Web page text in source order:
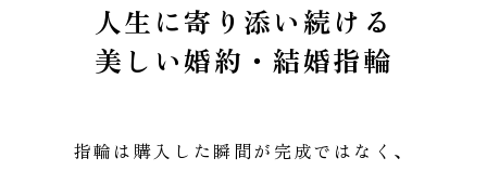
人生に寄り添い続ける
美しい婚約・結婚指輪
指輪は購入した瞬間が完成ではなく、